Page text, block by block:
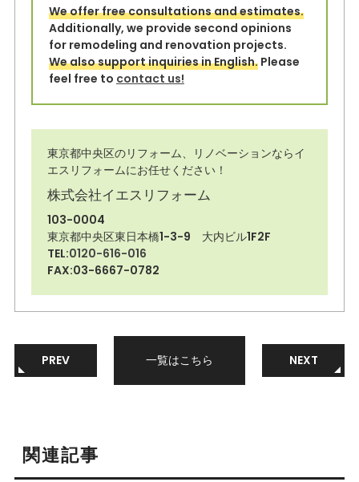
We offer free consultations and estimates.
Additionally, we provide second opinions
for remodeling and renovation projects.
We also support inquiries in English.Please
feel free to contact us!
東京都中央区のリフォーム、リノベーションならイ
エスリフォームにお任せください！
株式会社イエスリフォーム
103-0004
東京都中央区東日本橋1-3-9 大内ビル1F2F
TEL:0120-616-016
FAX:03-6667-0782
PREV 一覧はこちら NEXT
関連記事